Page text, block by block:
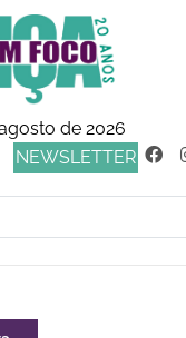
de 2026
NEWSLETTER